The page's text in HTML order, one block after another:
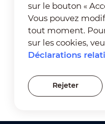
sur le bouton «
Vous pouvez
tout moment.
sur les cookies,
Déclarations
Rejeter